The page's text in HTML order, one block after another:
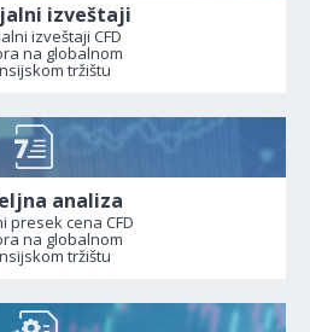
izveštaji
izveštaji CFD
na globalnom
tržištu
analiza
presek cena CFD
na globalnom
tržištu